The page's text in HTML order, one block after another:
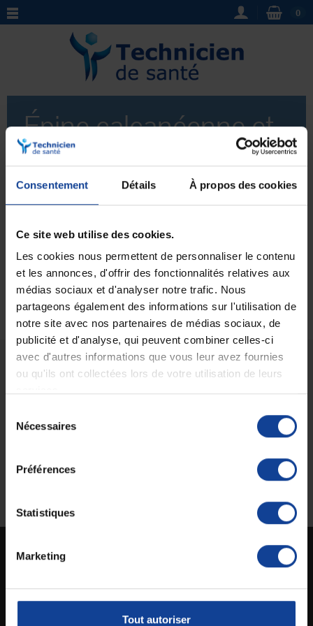
Consentement Détails À propos des cookies
Ce site web utilise des cookies.
Les cookies nous permettent de personnaliser le contenu
et les annonces, d'offrir des fonctionnalités relatives aux
médias sociaux et d'analyser notre trafic. Nous
partageons également des informations sur l'utilisation de
notre site avec nos partenaires de médias sociaux, de
publicité et d'analyse, qui peuvent combiner celles-ci
avec d'autres informations que vous leur avez fournies
ou qu'ils ont collectées lors de votre utilisation de leurs
Nécessaires
Préférences
Statistiques
Marketing
Tout autoriser
0
Épine calcanéenne et
aponévrosite plantaire
Épine calcanéenne et aponévrosite plantaire :
pour traiter l'épine calcanéenne et l'aponévrosite
plantaire. Notre équipe de professionnels spécialisés
offre une gamme de traitements personnalisés pour
soulager la douleur et améliorer la mobilité. Réservez
dès maintenant pour bénéficier d'un soulagement
immédiat et durable.
Voir plus
Aucun produit pour le moment.
Livraison gratuite
En magasin Technicien de santé
Paiement en ligne 100% sécurisé par
Expédition Service client
Le vendredi jusqu'à 17h
destiné aux particuliers et aux professionnels de la santé.